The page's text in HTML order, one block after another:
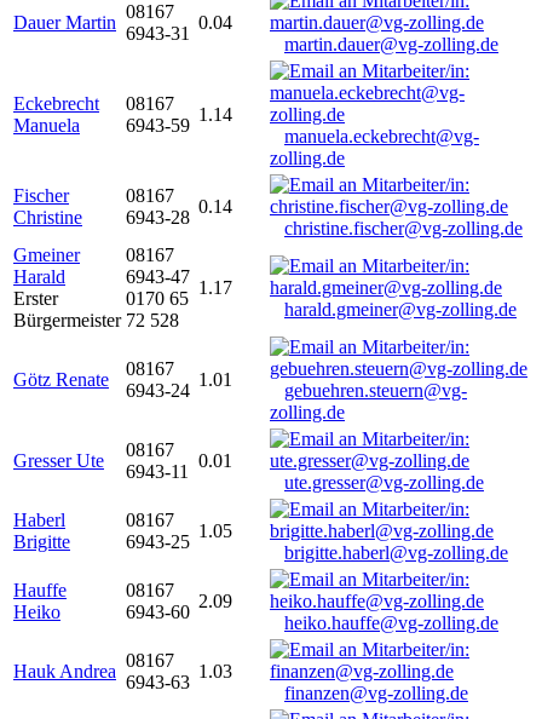
Dauer Martin
08167
6943-31
0.04
martin.dauer@vg-zolling.de
Eckebrecht
Manuela
08167
6943-59
1.14
manuela.eckebrecht@vg-
zolling.de
Fischer
Christine
08167
6943-28
0.14
christine.fischer@vg-zolling.de
Gmeiner
Harald
Erster
Bürgermeister
08167
6943-47
0170 65
72 528
1.17
harald.gmeiner@vg-zolling.de
Götz Renate
08167
6943-24
1.01
gebuehren.steuern@vg-
zolling.de
Gresser Ute
08167
6943-11
0.01
ute.gresser@vg-zolling.de
Haberl
Brigitte
08167
6943-25
1.05
brigitte.haberl@vg-zolling.de
Hauffe
Heiko
08167
6943-60
2.09
heiko.hauffe@vg-zolling.de
Hauk Andrea
08167
6943-63
1.03
finanzen@vg-zolling.de